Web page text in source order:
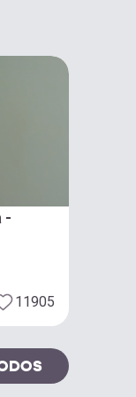
-
11905